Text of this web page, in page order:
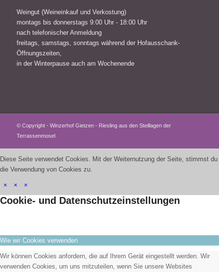
Weingut (Weineinkauf und Verkostung)
montags bis donnerstags 9:00 Uhr - 18:00 Uhr
nach telefonischer Anmeldung
freitags, samstags, sonntags während der Hofausschank-
Öffnungszeiten,
in der Winterpause auch am Wochenende
© Copyright - Winzerhof Gietzen - Riesling aus den Steillagen der
Terrassenmosel
Diese Seite verwendet Cookies. Mit der Weiternutzung der Seite, stimmst du
die Verwendung von Cookies zu.
× × ×
Cookie- und Datenschutzeinstellungen
Wie wir Cookies verwenden
Wir können Cookies anfordern, die auf Ihrem Gerät eingestellt werden. Wir
verwenden Cookies, um uns mitzuteilen, wenn Sie unsere Websites